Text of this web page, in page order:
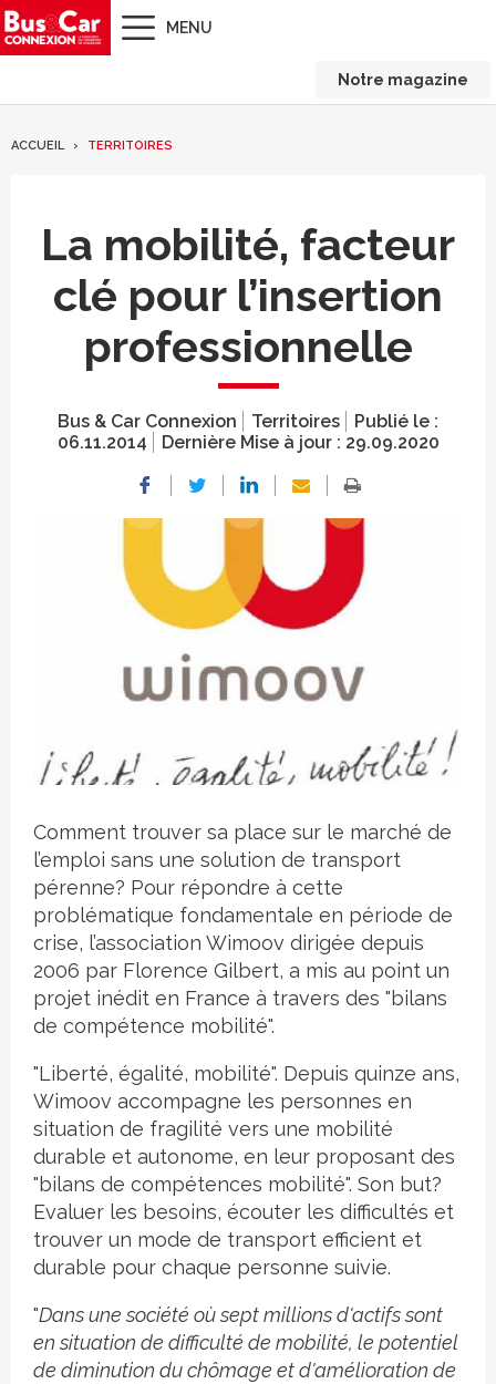
MENU
Notre magazine
ACCUEIL TERRITOIRES
La mobilité, facteur
clé pour l’insertion
professionnelle
Bus & Car Connexion Territoires
Publié le :
06.11.2014
Dernière Mise à jour : 29.09.2020
Crédit photo
Comment trouver sa place sur le marché de
l’emploi sans une solution de transport
pérenne? Pour répondre à cette
problématique fondamentale en période de
crise, l’association Wimoov dirigée depuis
2006 par Florence Gilbert, a mis au point un
projet inédit en France à travers des "bilans
de compétence mobilité".
"Liberté, égalité, mobilité". Depuis quinze ans,
Wimoov accompagne les personnes en
situation de fragilité vers une mobilité
durable et autonome, en leur proposant des
"bilans de compétences mobilité". Son but?
Evaluer les besoins, écouter les difficultés et
trouver un mode de transport efficient et
durable pour chaque personne suivie.
"Dans une société où sept millions d'actifs sont
en situation de difficulté de mobilité, le potentiel
de diminution du chômage et d'amélioration de